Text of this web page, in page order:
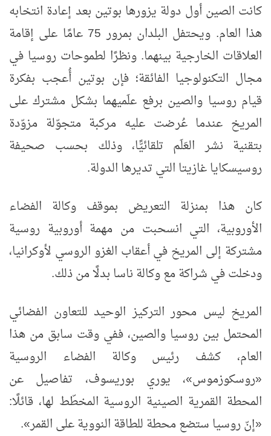
كانت الصين أول دولة يزورها بوتين بعد إعادة انتخابه
هذا العام. ويحتفل البلدان بمرور 75 عامًا على إقامة
العلاقات الخارجية بينهما. ونظرًا لطموحات روسيا في
مجال التكنولوجيا الفائقة؛ فإن بوتين أُعجب بفكرة
قيام روسيا والصين برفع علَميهما بشكل مشترك على
المريخ عندما عُرضت عليه مركبة متجوّلة مزوّدة
بتقنية نشر العَلَم تلقائيًّا، وذلك بحسب صحيفة
روسيسكايا غازيتا التي تديرها الدولة.
كان هذا بمنزلة التعريض بموقف وكالة الفضاء
الأوروبية، التي انسحبت من مهمة أوروبية روسية
مشتركة إلى المريخ في أعقاب الغزو الروسي لأوكرانيا،
ودخلت في شراكة مع وكالة ناسا بدلًا من ذلك.
المريخ ليس محور التركيز الوحيد للتعاون الفضائي
المحتمل بين روسيا والصين، ففي وقت سابق من هذا
العام، كشف رئيس وكالة الفضاء الروسية
«روسكوزموس»، يوري بوريسوف، تفاصيل عن
المحطة القمرية الصينية الروسية المخطّط لها، قائلًا:
«إنّ روسيا ستضع محطة للطاقة النووية على القمر».